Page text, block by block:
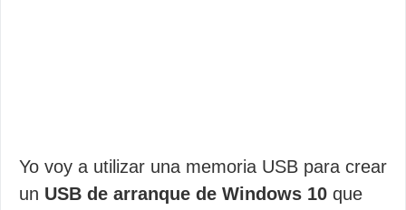
Yo voy a utilizar una memoria USB para crear
un USB de arranque de Windows 10 que